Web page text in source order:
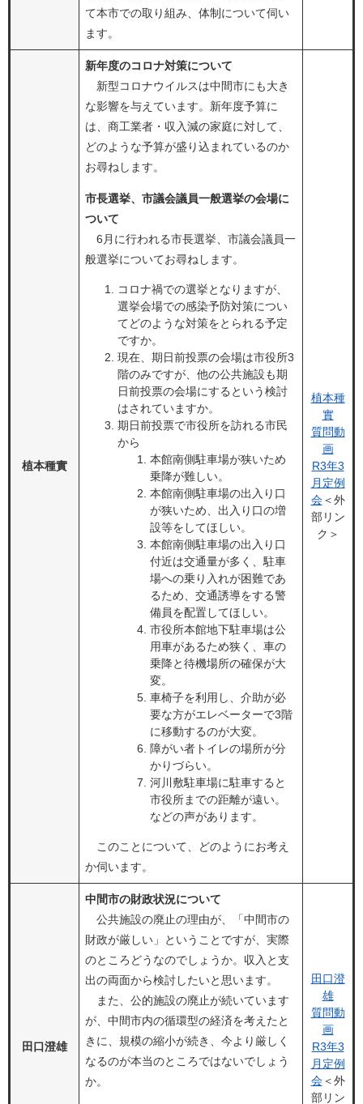
て本市での取り組み、体制について伺い
ます。
植本種實
新年度のコロナ対策について
新型コロナウイルスは中間市にも大き
な影響を与えています。新年度予算に
は、商工業者・収入減の家庭に対して、
どのような予算が盛り込まれているのか
お尋ねします。
市長選挙、市議会議員一般選挙の会場に
ついて
6月に行われる市長選挙、市議会議員一
般選挙についてお尋ねします。
コロナ禍での選挙となりますが、
選挙会場での感染予防対策につい
てどのような対策をとられる予定
ですか。
現在、期日前投票の会場は市役所3
階のみですが、他の公共施設も期
日前投票の会場にするという検討
はされていますか。
期日前投票で市役所を訪れる市民
から
本館南側駐車場が狭いため
乗降が難しい。
本館南側駐車場の出入り口
が狭いため、出入り口の増
設等をしてほしい。
本館南側駐車場の出入り口
付近は交通量が多く、駐車
場への乗り入れが困難であ
るため、交通誘導をする警
備員を配置してほしい。
市役所本館地下駐車場は公
用車があるため狭く、車の
乗降と待機場所の確保が大
変。
車椅子を利用し、介助が必
要な方がエレベーターで3階
に移動するのが大変。
障がい者トイレの場所が分
かりづらい。
河川敷駐車場に駐車すると
市役所までの距離が遠い。
などの声があります。
このことについて、どのようにお考え
か伺います。
植本種
實
質問動
画
R3年3
月定例
会＜外
部リン
ク＞
田口澄雄
中間市の財政状況について
公共施設の廃止の理由が、「中間市の
財政が厳しい」ということですが、実際
のところどうなのでしょうか。収入と支
出の両面から検討したいと思います。
また、公的施設の廃止が続いています
が、中間市内の循環型の経済を考えたと
きに、規模の縮小が続き、今より厳しく
なるのが本当のところではないでしょう
か。
田口澄
雄
質問動
画
R3年3
月定例
会＜外
部リン